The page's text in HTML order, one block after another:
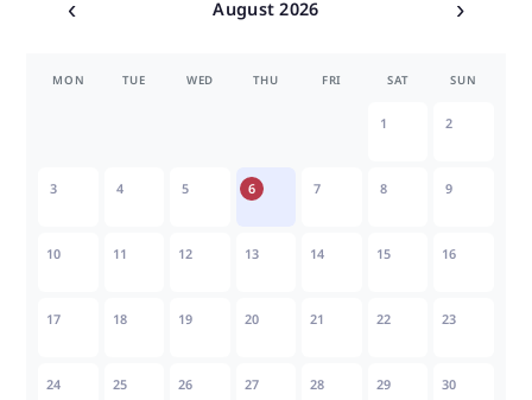
‹ August 2026 ›
MON TUE WED THU FRI SAT SUN
1 2
3 4 5 6 7 8 9
10 11 12 13 14 15 16
17 18 19 20 21 22 23
24 25 26 27 28 29 30